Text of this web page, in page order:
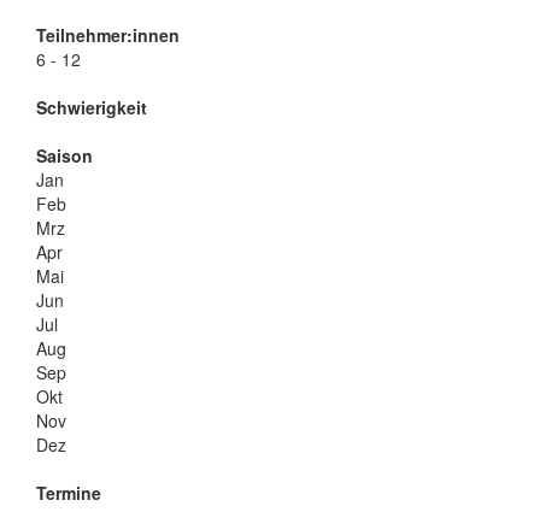
Teilnehmer:innen
6 - 12
Schwierigkeit
Saison
Jan
Feb
Mrz
Apr
Mai
Jun
Jul
Aug
Sep
Okt
Nov
Dez
Termine